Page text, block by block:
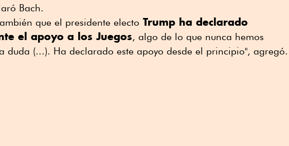
Bach.
que el presidente electo Trump ha declarado
el apoyo a los Juegos, algo de lo que nunca hemos
duda (...). Ha declarado este apoyo desde el principio", agregó.